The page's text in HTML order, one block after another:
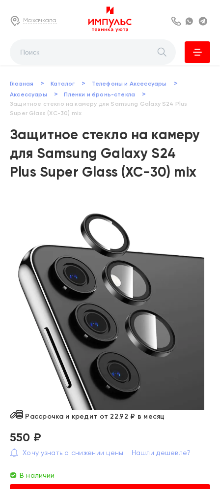
Махачкала 8 800 222 63
Главная > Каталог > Телефоны и Аксессуары >
Аксессуары > Пленки и бронь-стекла >
Защитное стекло на камеру для Samsung Galaxy S24 Plus
Super Glass (XC-30) mix
Защитное стекло на камеру
для Samsung Galaxy S24
Plus Super Glass (XC-30) mix
Рассрочка и кредит от 22.92 ₽ в месяц
550 ₽
Хочу узнать о снижении цены Нашли дешевле?
В наличии